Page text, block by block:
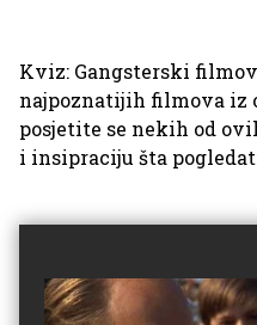
Kviz: Gangsterski
najpoznatijih filmova iz
posjetite se nekih od
i insipraciju šta